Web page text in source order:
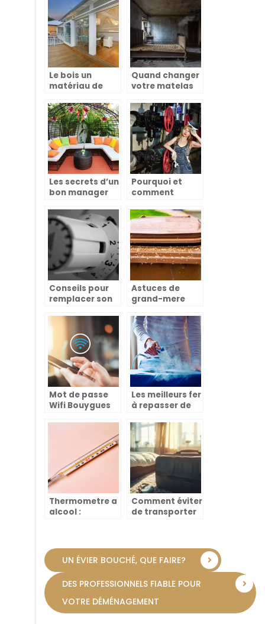
sec ses
aliments ?
Le bois un
matériau de
très bénéfique
Quand changer
votre matelas
qu’une question
de confort
Les secrets d’un
bon manager
de la
décoration et
de la maison
Pourquoi et
comment
chauffagiste
dépanneur ?
Conseils pour
remplacer son
Astuces de
grand-mere
les asticots
dans les
poubelles
Mot de passe
Wifi Bouygues
Les meilleurs fer
à repasser de
Thermometre a
alcool :
Comment éviter
de transporter
UN ÉVIER BOUCHÉ, QUE FAIRE?
DES PROFESSIONNELS FIABLE POUR
VOTRE DÉMÉNAGEMENT